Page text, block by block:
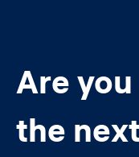
Are
the